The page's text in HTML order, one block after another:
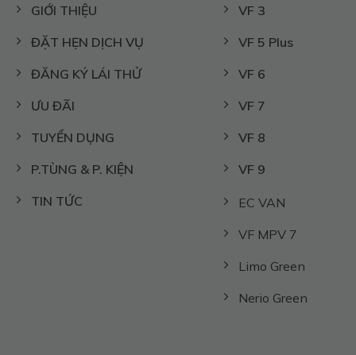
GIỚI THIỆU
ĐẶT HẸN DỊCH VỤ
ĐĂNG KÝ LÁI THỬ
ƯU ĐÃI
TUYỂN DỤNG
P.TÙNG & P. KIỆN
TIN TỨC
VF 3
VF 5 Plus
VF 6
VF 7
VF 8
VF 9
EC VAN
VF MPV 7
Limo Green
Nerio Green